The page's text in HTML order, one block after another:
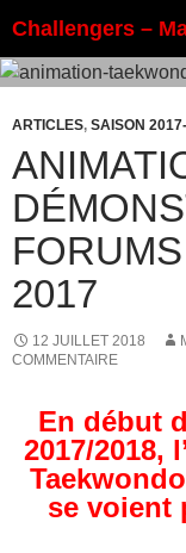
au
contenu
Challengers –
ARTICLES, SAISON
2017
12 JUILLET 2018
COMMENTAIRE
En début
2017/2018,
se voient